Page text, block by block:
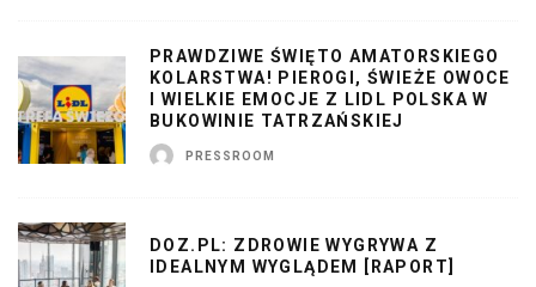
PRAWDZIWE ŚWIĘTO AMATORSKIEGO
KOLARSTWA! PIEROGI, ŚWIEŻE OWOCE
I WIELKIE EMOCJE Z LIDL POLSKA W
BUKOWINIE TATRZAŃSKIEJ
PRESSROOM
DOZ.PL: ZDROWIE WYGRYWA Z
IDEALNYM WYGLĄDEM [RAPORT]